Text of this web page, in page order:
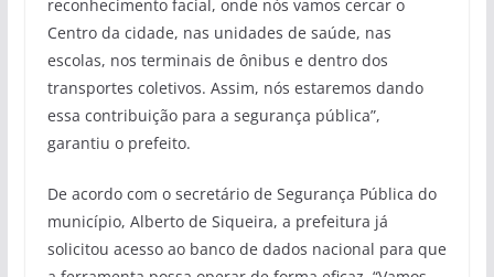
reconhecimento facial, onde nós vamos cercar o
Centro da cidade, nas unidades de saúde, nas
escolas, nos terminais de ônibus e dentro dos
transportes coletivos. Assim, nós estaremos dando
essa contribuição para a segurança pública”,
garantiu o prefeito.
De acordo com o secretário de Segurança Pública do
município, Alberto de Siqueira, a prefeitura já
solicitou acesso ao banco de dados nacional para que